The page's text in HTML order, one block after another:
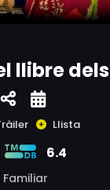
llibre dels
Llista
6.4
Familiar